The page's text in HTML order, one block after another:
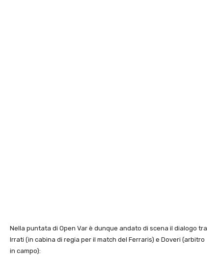
Nella puntata di Open Var è dunque andato di scena il dialogo tra
Irrati (in cabina di regia per il match del Ferraris) e Doveri (arbitro
in campo):